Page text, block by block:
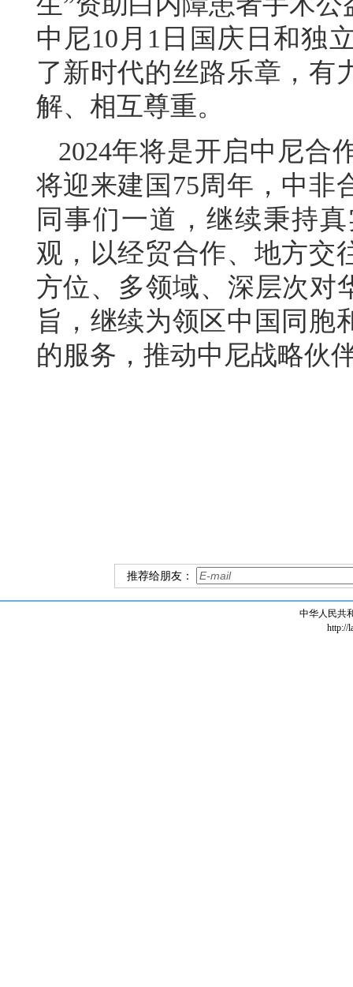
中尼10月1日国庆日和
了新时代的丝路乐章，有
解、相互尊重。
2024年将是开启中尼合
将迎来建国75周年，中非
同事们一道，继续秉持
观，以经贸合作、地方交
方位、多领域、深层次对
旨，继续为领区中国同胞
的服务，推动中尼战略伙
推荐给朋友：
中华人民共
http://